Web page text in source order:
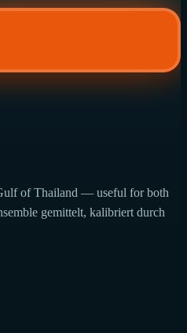
of Thailand — useful for both
gemittelt, kalibriert durch